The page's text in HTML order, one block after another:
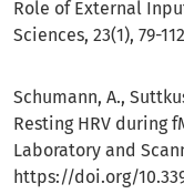
Role of External
Sciences, 23(1), 79-
Schumann, A.,
Resting HRV during
Laboratory and
https://doi.org/